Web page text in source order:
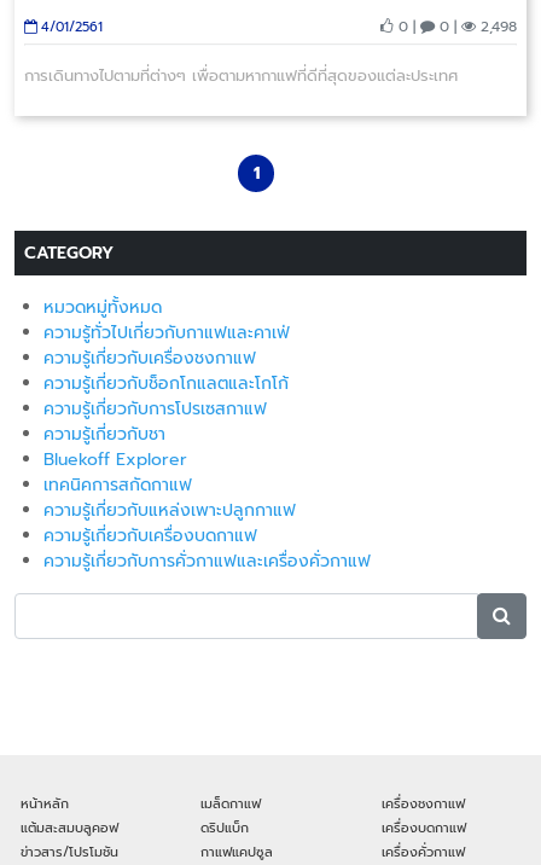
4/01/2561 0 | 0 | 2,498
การเดินทางไปตามที่ต่างๆ เพื่อตามหากาแฟที่ดีที่สุดของแต่ละประเทศ
1
CATEGORY
หมวดหมู่ทั้งหมด
ความรู้ทั่วไปเกี่ยวกับกาแฟและคาเฟ่
ความรู้เกี่ยวกับเครื่องชงกาแฟ
ความรู้เกี่ยวกับช็อกโกแลตและโกโก้
ความรู้เกี่ยวกับการโปรเซสกาแฟ
ความรู้เกี่ยวกับชา
Bluekoff Explorer
เทคนิคการสกัดกาแฟ
ความรู้เกี่ยวกับแหล่งเพาะปลูกกาแฟ
ความรู้เกี่ยวกับเครื่องบดกาแฟ
ความรู้เกี่ยวกับการคั่วกาแฟและเครื่องคั่วกาแฟ
หน้าหลัก
แต้มสะสมบลูคอฟ
ข่าวสาร/โปรโมชัน
เมล็ดกาแฟ
ดริปแบ็ก
กาแฟแคปซูล
เครื่องชงกาแฟ
เครื่องบดกาแฟ
เครื่องคั่วกาแฟ